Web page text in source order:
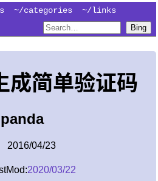
~/categories
~/links
Bing
成简单验证码
panda
2016/04/23
2020/03/22